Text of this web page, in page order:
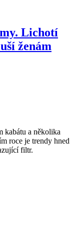
Lichotí
ženám
kabátu a několika
roce je trendy hned
filtr.